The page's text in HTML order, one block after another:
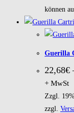
können
Guerilla
22,68€
+ MwSt
Zzgl.
zzgl.